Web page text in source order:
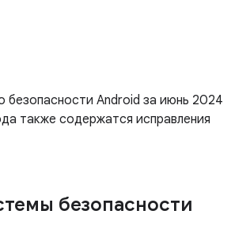
безопасности Android за июнь 2024
также содержатся исправления
безопасности